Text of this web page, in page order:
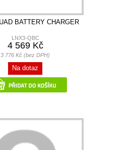
BATTERY CHARGER
LNX3-QBC
4 569 Kč
3 776 Kč (bez DPH)
Na dotaz